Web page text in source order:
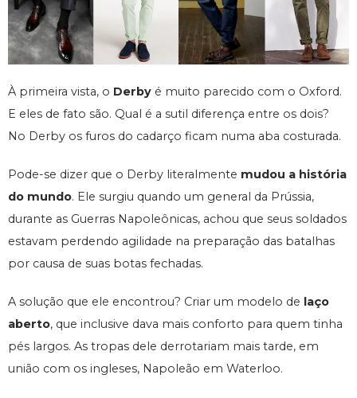
À primeira vista, o Derby é muito parecido com o Oxford.
E eles de fato são. Qual é a sutil diferença entre os dois?
No Derby os furos do cadarço ficam numa aba costurada.
Pode-se dizer que o Derby literalmente mudou a história
do mundo. Ele surgiu quando um general da Prússia,
durante as Guerras Napoleônicas, achou que seus soldados
estavam perdendo agilidade na preparação das batalhas
por causa de suas botas fechadas.
A solução que ele encontrou? Criar um modelo de laço
aberto, que inclusive dava mais conforto para quem tinha
pés largos. As tropas dele derrotariam mais tarde, em
união com os ingleses, Napoleão em Waterloo.